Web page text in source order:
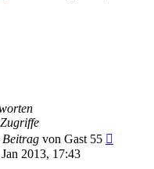
Zugriffe
Beitrag von Gast 55
2013, 17:43